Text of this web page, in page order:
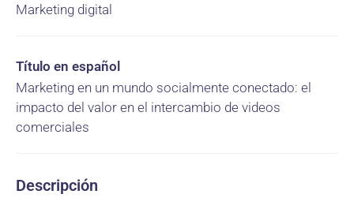
Marketing digital
Título en español
Marketing en un mundo socialmente conectado: el
impacto del valor en el intercambio de videos
comerciales
Descripción